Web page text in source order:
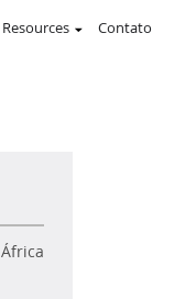
Resources Contato
África